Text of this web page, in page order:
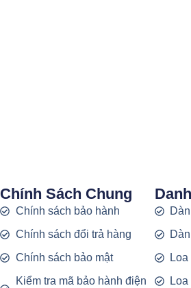
Chính Sách Chung
Chính sách bảo hành
Chính sách đổi trả hàng
Chính sách bảo mật
Kiểm tra mã bảo hành điện